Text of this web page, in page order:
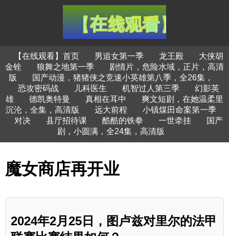
【在线观看】首页 男追女第一季 龙王殿
大侠胡
金铨
狼舞之地第一季
剧情片，危险水域，正片，高清
版
国产动漫，猪猪侠之竞速小英雄第八季，全26集，
恐攻密码战
儿科医生 机智过人第三季
幻影英
雄
德凯奥特曼 真相在耳中
爽文短剧，在她温柔里
沉沦，全集，高清版
远大前程
小镇煤田命案第一季
对决
县厅招待课 酷酷的铁拳 一世牵挂
国产
剧，小圆满，全24集，高清版
魔女商店再开业
2024年2月25日，图卢兹对里尔的法甲